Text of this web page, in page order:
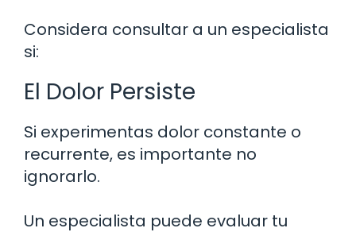
Considera consultar a un especialista
si:
El Dolor Persiste
Si experimentas dolor constante o
recurrente, es importante no
ignorarlo.
Un especialista puede evaluar tu